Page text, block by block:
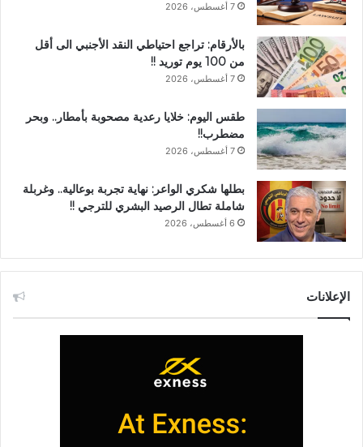
7 أغسطس، 2026
بالأرقام: تراجع احتياطي النقد الأجنبي الى أقل
من 100 يوم توريد !!
7 أغسطس، 2026
طقس اليوم: خلايا رعدية مصحوبة بأمطار.. وبحر
مضطرب!!
7 أغسطس، 2026
بطلها شكري الواعر: نهاية تجربة بوعالية.. وغربلة
شاملة تطال الرصيد البشري للترجي !!
6 أغسطس، 2026
الإعلانات